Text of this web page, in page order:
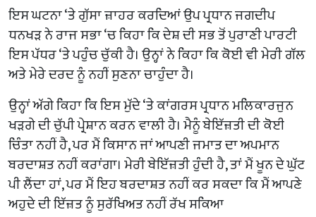
ਇਸ ਘਟਨਾ ‘ਤੇ ਗੁੱਸਾ ਜ਼ਾਹਰ ਕਰਦਿਆਂ ਉਪ ਪ੍ਰਧਾਨ ਜਗਦੀਪ
ਧਨਖੜ ਨੇ ਰਾਜ ਸਭਾ ‘ਚ ਕਿਹਾ ਕਿ ਦੇਸ਼ ਦੀ ਸਭ ਤੋਂ ਪੁਰਾਣੀ ਪਾਰਟੀ
ਇਸ ਪੱਧਰ ‘ਤੇ ਪਹੁੰਚ ਚੁੱਕੀ ਹੈ। ਉਨ੍ਹਾਂ ਨੇ ਕਿਹਾ ਕਿ ਕੋਈ ਵੀ ਮੇਰੀ ਗੱਲ
ਅਤੇ ਮੇਰੇ ਦਰਦ ਨੂੰ ਨਹੀਂ ਸੁਣਨਾ ਚਾਹੁੰਦਾ ਹੈ।
ਉਨ੍ਹਾਂ ਅੱਗੇ ਕਿਹਾ ਕਿ ਇਸ ਮੁੱਦੇ ‘ਤੇ ਕਾਂਗਰਸ ਪ੍ਰਧਾਨ ਮਲਿਕਾਰਜੁਨ
ਖੜਗੇ ਦੀ ਚੁੱਪੀ ਪ੍ਰੇਸ਼ਾਨ ਕਰਨ ਵਾਲੀ ਹੈ। ਮੈਨੂੰ ਬੇਇੱਜ਼ਤੀ ਦੀ ਕੋਈ
ਚਿੰਤਾ ਨਹੀਂ ਹੈ, ਪਰ ਮੈਂ ਕਿਸਾਨ ਜਾਂ ਆਪਣੀ ਜਮਾਤ ਦਾ ਅਪਮਾਨ
ਬਰਦਾਸ਼ਤ ਨਹੀਂ ਕਰਾਂਗਾ। ਮੇਰੀ ਬੇਇੱਜ਼ਤੀ ਹੁੰਦੀ ਹੈ, ਤਾਂ ਮੈਂ ਖੂਨ ਦੇ ਘੁੱਟ
ਪੀ ਲੈਂਦਾ ਹਾਂ, ਪਰ ਮੈਂ ਇਹ ਬਰਦਾਸ਼ਤ ਨਹੀਂ ਕਰ ਸਕਦਾ ਕਿ ਮੈਂ ਆਪਣੇ
ਅਹੁਦੇ ਦੀ ਇੱਜ਼ਤ ਨੂੰ ਸੁਰੱਖਿਅਤ ਨਹੀਂ ਰੱਖ ਸਕਿਆ